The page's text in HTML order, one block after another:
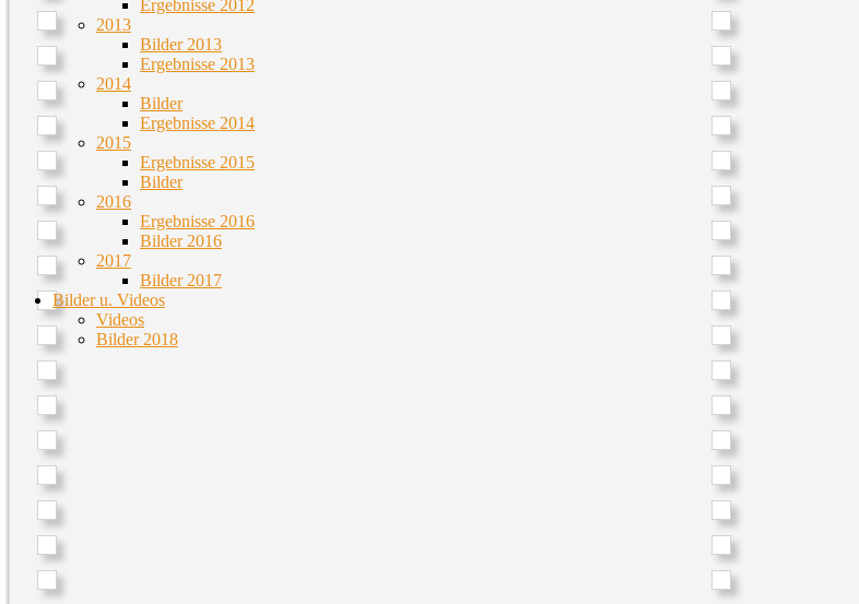
Ergebnisse 2012
2013
Bilder 2013
Ergebnisse 2013
2014
Bilder
Ergebnisse 2014
2015
Ergebnisse 2015
Bilder
2016
Ergebnisse 2016
Bilder 2016
2017
Bilder 2017
Bilder u. Videos
Videos
Bilder 2018